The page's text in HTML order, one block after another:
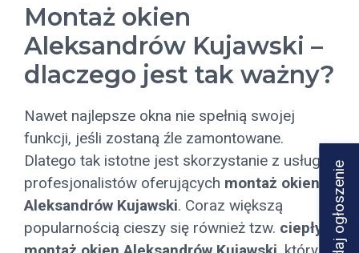
Dodaj ogłoszenie
Montaż okien
Aleksandrów Kujawski –
dlaczego jest tak ważny?
Nawet najlepsze okna nie spełnią swojej
funkcji, jeśli zostaną źle zamontowane.
Dlatego tak istotne jest skorzystanie z usług
profesjonalistów oferujących montaż okien
Aleksandrów Kujawski. Coraz większą
popularnością cieszy się również tzw. ciepły